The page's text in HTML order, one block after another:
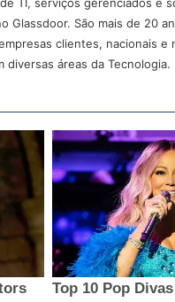
Glassdoor. São mais de 20
clientes, nacionais e
áreas da Tecnologia.